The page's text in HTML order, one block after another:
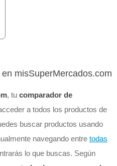
misSuperMercados.com
, tu comparador de
a todos los productos de
buscar productos usando
navegando entre todas
lo que buscas. Según